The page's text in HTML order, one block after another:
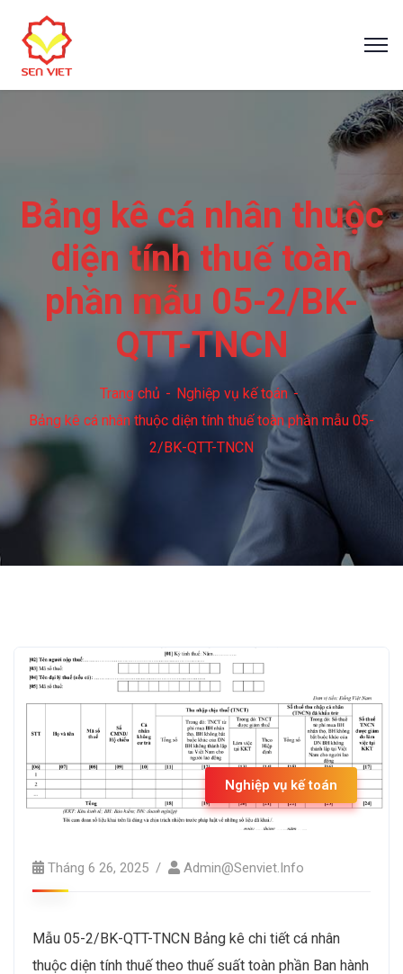
Bảng kê cá nhân thuộc
diện tính thuế toàn
phần mẫu 05-2/BK-
QTT-TNCN
Trang chủ
Nghiệp vụ kế toán
Bảng kê cá nhân thuộc diện tính thuế toàn phần mẫu 05-
2/BK-QTT-TNCN
Nghiệp vụ kế toán
Tháng 6 26, 2025 Admin@senviet.info
Mẫu 05-2/BK-QTT-TNCN Bảng kê chi tiết cá nhân
thuộc diện tính thuế theo thuế suất toàn phần Ban hành